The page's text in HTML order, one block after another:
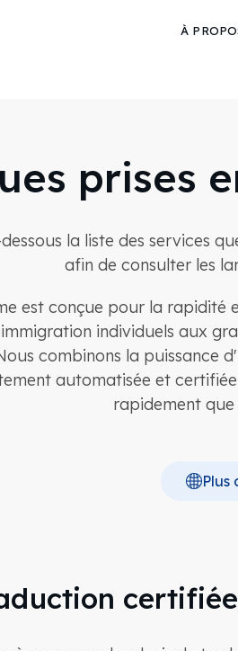
À
prises
la liste des services
afin de consulter les
est conçue pour la rapidité
individuels aux
combinons la puissance
automatisée et
rapidement
Plus